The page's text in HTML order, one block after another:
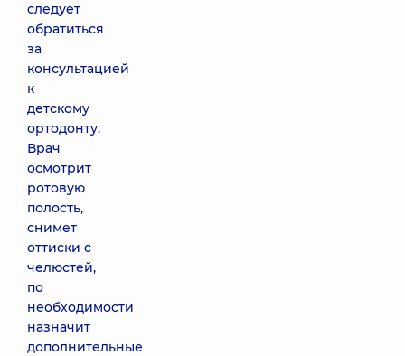
следует
обратиться
за
консультацией
к
детскому
ортодонту.
Врач
осмотрит
ротовую
полость,
снимет
оттиски с
челюстей,
по
необходимости
назначит
дополнительные